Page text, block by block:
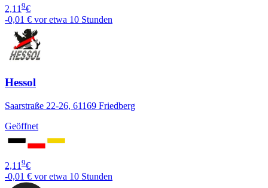
2,11 9€
-0,01 € vor etwa 10 Stunden
Hessol
Saarstraße 22-26, 61169 Friedberg
Geöffnet
2,11 9€
-0,01 € vor etwa 10 Stunden